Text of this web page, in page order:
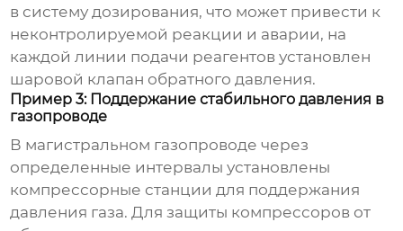
в систему дозирования, что может привести к
неконтролируемой реакции и аварии, на
каждой линии подачи реагентов установлен
шаровой клапан обратного давления.
Пример 3: Поддержание стабильного давления в
газопроводе
В магистральном газопроводе через
определенные интервалы установлены
компрессорные станции для поддержания
давления газа. Для защиты компрессоров от